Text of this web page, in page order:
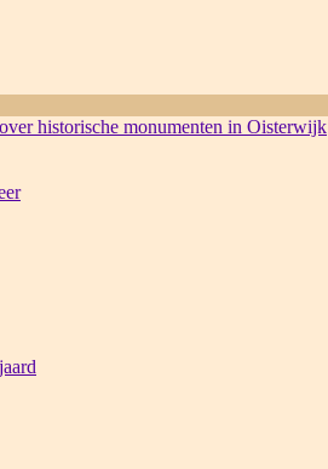
historische monumenten in Oisterwijk